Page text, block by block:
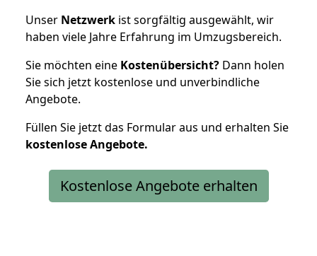
Unser Netzwerk ist sorgfältig ausgewählt, wir
haben viele Jahre Erfahrung im Umzugsbereich.
Sie möchten eine Kostenübersicht? Dann holen
Sie sich jetzt kostenlose und unverbindliche
Angebote.
Füllen Sie jetzt das Formular aus und erhalten Sie
kostenloseAngebote.
Kostenlose Angebote erhalten